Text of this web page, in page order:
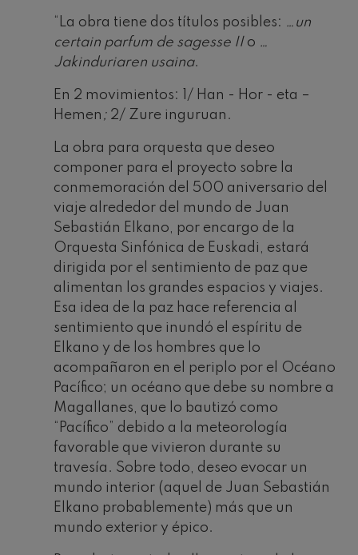
“La obra tiene dos títulos posibles: …un
certain parfum de sagesse IIo …
Jakinduriaren usaina.
En 2 movimientos: 1/ Han - Hor - eta –
Hemen ; 2/ Zure inguruan.
La obra para orquesta que deseo
componer para el proyecto sobre la
conmemoración del 500 aniversario del
viaje alrededor del mundo de Juan
Sebastián Elkano, por encargo de la
Orquesta Sinfónica de Euskadi, estará
dirigida por el sentimiento de paz que
alimentan los grandes espacios y viajes.
Esa idea de la paz hace referencia al
sentimiento que inundó el espíritu de
Elkano y de los hombres que lo
acompañaron en el periplo por el Océano
Pacífico; un océano que debe su nombre a
Magallanes, que lo bautizó como
“Pacífico” debido a la meteorología
favorable que vivieron durante su
travesía. Sobre todo, deseo evocar un
mundo interior (aquel de Juan Sebastián
Elkano probablemente) más que un
mundo exterior y épico.